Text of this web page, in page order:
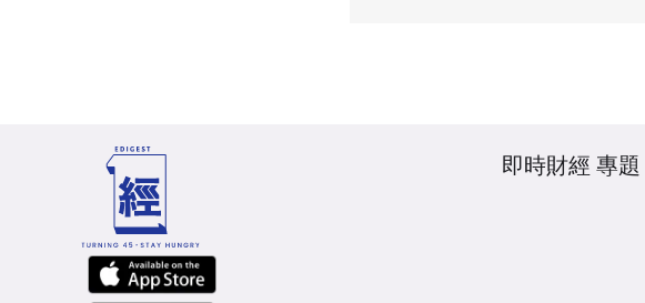
即時財經 專題